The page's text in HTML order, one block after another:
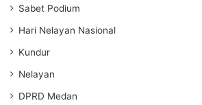
Sabet Podium
Hari Nelayan Nasional
Kundur
Nelayan
DPRD Medan